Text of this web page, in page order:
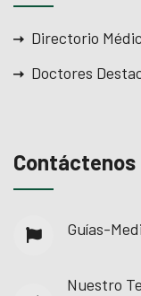
Directorio
Doctores
Contáctenos
Guías-
Nuestro